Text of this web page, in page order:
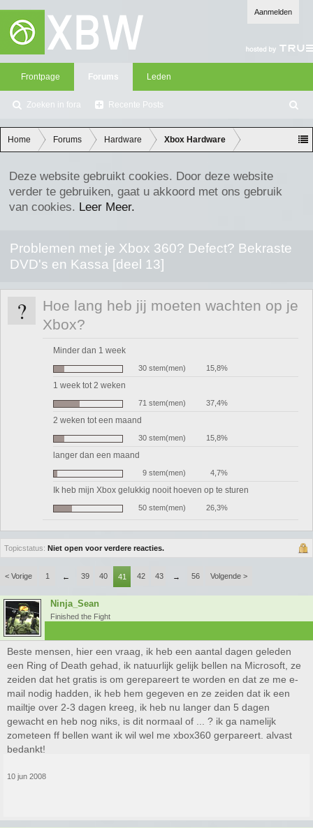
Aanmelden
Frontpage Forums
Zoeken in fora Recente Posts
Leden
oe
ke
n
Home Forums Hardware Xbox Hardware
Deze website gebruikt cookies. Door deze website
verder te gebruiken, gaat u akkoord met ons gebruik
van cookies. Leer Meer.
Problemen met je Xbox 360? Defect? Bekraste
DVD's en Kassa [deel 13]
?
Hoe lang heb jij moeten wachten op je
Xbox?
Minder dan 1 week
30 stem(men) 15,8%
1 week tot 2 weken
71 stem(men) 37,4%
2 weken tot een maand
30 stem(men) 15,8%
langer dan een maand
9 stem(men) 4,7%
Ik heb mijn Xbox gelukkig nooit hoeven op te sturen
50 stem(men) 26,3%
Topicstatus: Niet open voor verdere reacties.
< Vorige 1 ← 39 40 41 42 43 → 56 Volgende >
Ninja_Sean
Finished the Fight
Beste mensen, hier een vraag, ik heb een aantal dagen geleden
een Ring of Death gehad, ik natuurlijk gelijk bellen na Microsoft, ze
zeiden dat het gratis is om gerepareert te worden en dat ze me e-
mail nodig hadden, ik heb hem gegeven en ze zeiden dat ik een
mailtje over 2-3 dagen kreeg, ik heb nu langer dan 5 dagen
gewacht en heb nog niks, is dit normaal of ... ? ik ga namelijk
zometeen ff bellen want ik wil wel me xbox360 gerpareert. alvast
bedankt!
10 jun 2008